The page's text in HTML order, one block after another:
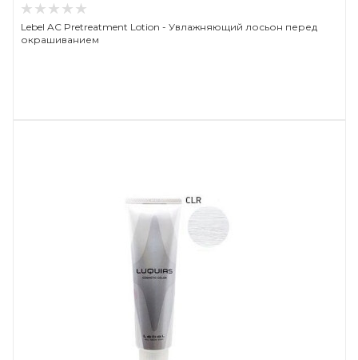
Lebel AC Pretreatment Lotion - Увлажняющий лосьон перед
окрашиванием